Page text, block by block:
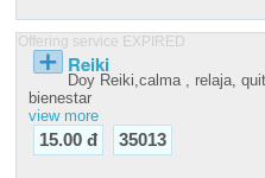
Offering service EXPIRED
Reiki
Doy Reiki,calma , relaja,
bienestar
view more
15.00 đ 35013